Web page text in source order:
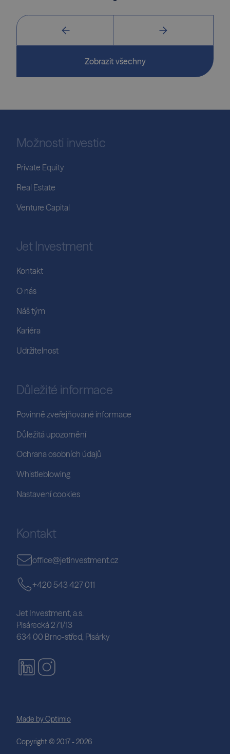
Zobrazit všechny
Možnosti investic
Private Equity
Real Estate
Venture Capital
Jet Investment
Kontakt
O nás
Náš tým
Kariéra
Udržitelnost
Důležité informace
Povinně zveřejňované informace
Důležitá upozornění
Ochrana osobních údajů
Whistleblowing
Nastavení cookies
Kontakt
office@jetinvestment.cz
+420 543 427 011
Jet Investment, a.s.
Pisárecká 271/13
634 00 Brno-střed, Pisárky
Copyright © 2017 - 2026
Made by Optimio